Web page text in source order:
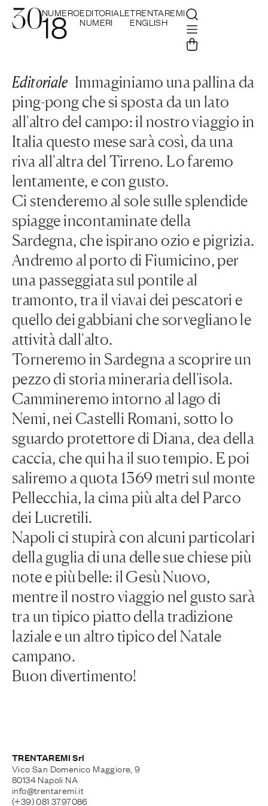
NUMERO
18 EDITORIALE
NUMERI
TRENTAREMI
ENGLISH
Editoriale Immaginiamo una pallina da
ping-pong che si sposta da un lato
all'altro del campo: il nostro viaggio in
Italia questo mese sarà così, da una
riva all'altra del Tirreno. Lo faremo
lentamente, e con gusto.
Ci stenderemo al sole sulle splendide
spiagge incontaminate della
Sardegna, che ispirano ozio e pigrizia.
Andremo al porto di Fiumicino, per
una passeggiata sul pontile al
tramonto, tra il viavai dei pescatori e
quello dei gabbiani che sorvegliano le
attività dall'alto.
Torneremo in Sardegna a scoprire un
pezzo di storia mineraria dell'isola.
Cammineremo intorno al lago di
Nemi, nei Castelli Romani, sotto lo
sguardo protettore di Diana, dea della
caccia, che qui ha il suo tempio. E poi
saliremo a quota 1369 metri sul monte
Pellecchia, la cima più alta del Parco
dei Lucretili.
Napoli ci stupirà con alcuni particolari
della guglia di una delle sue chiese più
note e più belle: il Gesù Nuovo,
mentre il nostro viaggio nel gusto sarà
tra un tipico piatto della tradizione
laziale e un altro tipico del Natale
campano.
Buon divertimento!
TRENTAREMI Srl
Vico San Domenico Maggiore, 9
80134 Napoli NA
info@trentaremi.it
(+39) 081 3797086